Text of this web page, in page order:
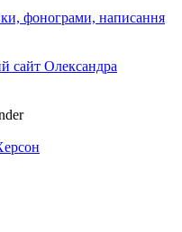
фонограми, написання
сайт Олександра